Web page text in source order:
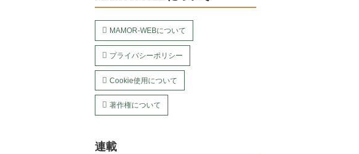
MAMOR-WEBについて
プライバシーポリシー
Cookie使用について
著作権について
連載